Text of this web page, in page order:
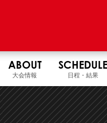
ABOUT
大会情報
SCHEDULE
日程・結果